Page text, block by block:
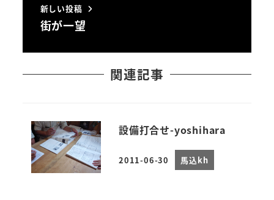
新しい投稿
街が一望
関連記事
設備打合せ-yoshihara
投稿日
2011-06-30 馬込kh